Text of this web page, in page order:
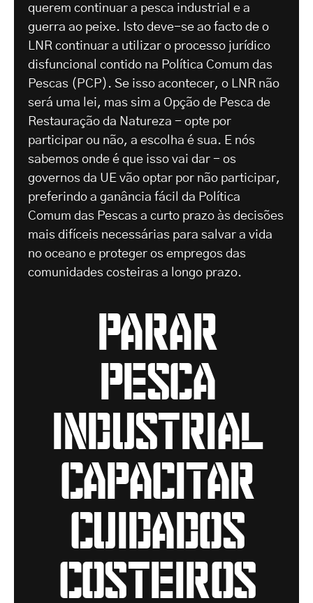
querem continuar a pesca industrial e a
guerra ao peixe. Isto deve-se ao facto de o
LNR continuar a utilizar o processo jurídico
disfuncional contido na Política Comum das
Pescas (PCP). Se isso acontecer, o LNR não
será uma lei, mas sim a Opção de Pesca de
Restauração da Natureza - opte por
participar ou não, a escolha é sua. E nós
sabemos onde é que isso vai dar - os
governos da UE vão optar por não participar,
preferindo a ganância fácil da Política
Comum das Pescas a curto prazo às decisões
mais difíceis necessárias para salvar a vida
no oceano e proteger os empregos das
comunidades costeiras a longo prazo.
parar
pesca
industrial
capacitar
cuidados
costeiros